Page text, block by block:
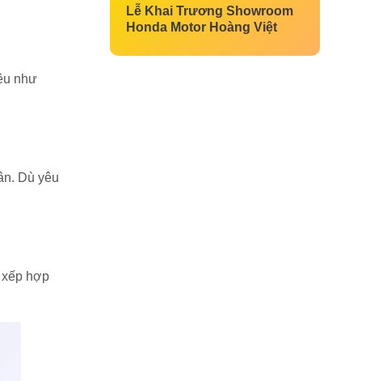
như
Dù yêu
hợp
Lễ Khai Trương Showroom
Honda Motor Hoàng Việt